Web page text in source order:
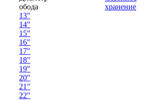
обода
13"
14"
15"
16"
17"
18"
19"
20"
21"
22"
хранение